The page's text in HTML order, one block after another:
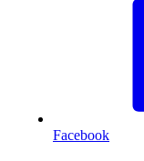
Facebook